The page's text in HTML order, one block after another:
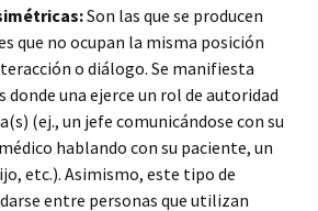
Son las que se producen
que no ocupan la misma posición
o diálogo. Se manifiesta
donde una ejerce un rol de autoridad
(ej., un jefe comunicándose con su
hablando con su paciente, un
etc.). Asimismo, este tipo de
entre personas que utilizan